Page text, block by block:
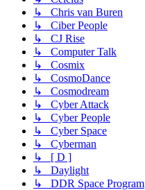
↳ Chris van Buren
↳ Ciber People
↳ CJ Rise
↳ Computer Talk
↳ Cosmix
↳ CosmoDance
↳ Cosmodream
↳ Cyber Attack
↳ Cyber People
↳ Cyber Space
↳ Cyberman
↳ [ D ]
↳ Daylight
↳ DDR Space Program